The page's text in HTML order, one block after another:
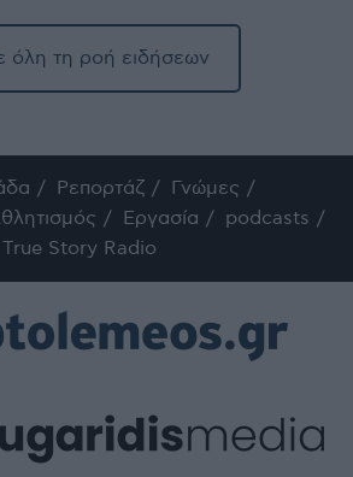
όλη τη ροή ειδήσεων
Ρεπορτάζ
Γνώμες
Εργασία
podcasts
True Story Radio